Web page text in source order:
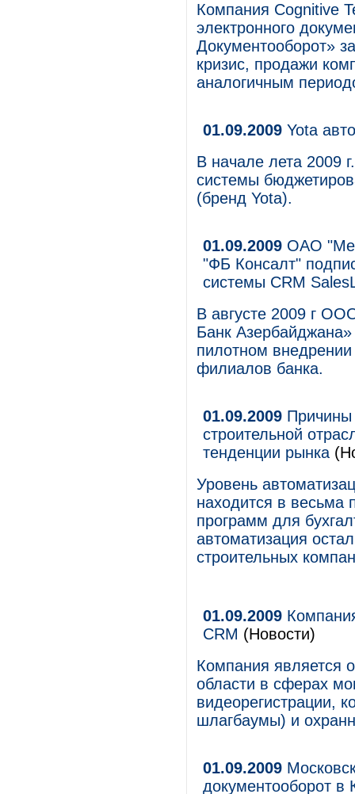
Компания Cognitive
электронного
Документооборот»
кризис, продажи
аналогичным
01.09.2009 Yota
В начале лета 2009
системы
(бренд Yota).
01.09.2009 ОАО
"ФБ Консалт"
системы CRM
В августе 2009 г
Банк
пилотном
филиалов банка.
01.09.2009 Причины
строительной
тенденции рынка
Уровень
находится в весьма
программ для
автоматизация
строительных
01.09.2009
CRM (Новости)
Компания является
области в сферах
видеорегистрации,
шлагбаумы) и
01.09.2009
документооборот в